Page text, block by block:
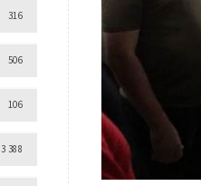
316
506
106
3 388